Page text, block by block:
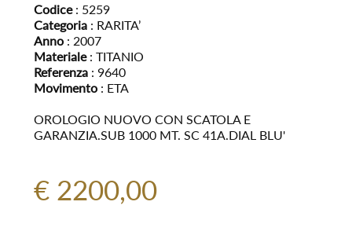
Codice: 5259
Categoria: RARITA’
Anno: 2007
Materiale: TITANIO
Referenza: 9640
Movimento: ETA
OROLOGIO NUOVO CON SCATOLA E
GARANZIA.SUB 1000 MT. SC 41A.DIAL BLU'
€ 2200,00